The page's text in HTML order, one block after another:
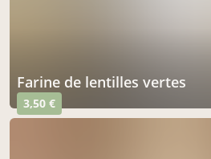
farine de lentilles vertes
3,50 €